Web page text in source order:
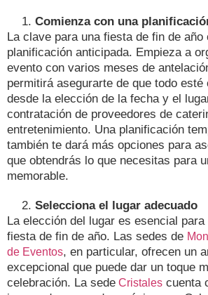
Comienza con una
La clave para una fiesta de fin de
planificación anticipada. Empieza a
evento con varios meses de
permitirá asegurarte de que todo esté
desde la elección de la fecha y el
contratación de proveedores de
entretenimiento. Una planificación
también te dará más opciones para
que obtendrás lo que necesitas para
memorable.
Selecciona el lugar adecuado
La elección del lugar es esencial
fiesta de fin de año. Las sedes de
de Eventos, en particular, ofrecen un
excepcional que puede dar un toque
celebración. La sede Cristales cuenta